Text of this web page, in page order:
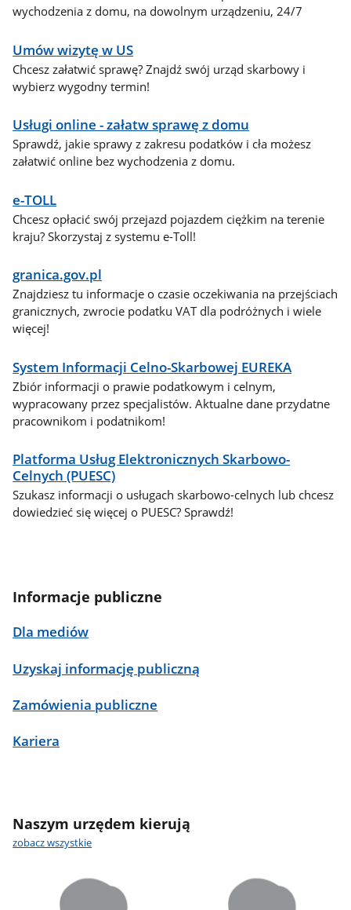
wychodzenia z domu, na dowolnym urządzeniu, 24/7
Umów wizytę w US
Chcesz załatwić sprawę? Znajdź swój urząd skarbowy i
wybierz wygodny termin!
Usługi online - załatw sprawę z domu
Sprawdź, jakie sprawy z zakresu podatków i cła możesz
załatwić online bez wychodzenia z domu.
e-TOLL
Chcesz opłacić swój przejazd pojazdem ciężkim na terenie
kraju? Skorzystaj z systemu e-Toll!
granica.gov.pl
Znajdziesz tu informacje o czasie oczekiwania na przejściach
granicznych, zwrocie podatku VAT dla podróżnych i wiele
więcej!
System Informacji Celno-Skarbowej EUREKA
Zbiór informacji o prawie podatkowym i celnym,
wypracowany przez specjalistów. Aktualne dane przydatne
pracownikom i podatnikom!
Platforma Usług Elektronicznych Skarbowo-
Celnych (PUESC)
Szukasz informacji o usługach skarbowo-celnych lub chcesz
dowiedzieć się więcej o PUESC? Sprawdź!
Informacje publiczne
Dla mediów
Uzyskaj informację publiczną
Zamówienia publiczne
Kariera
Naszym urzędem kierują
zobacz wszystkie